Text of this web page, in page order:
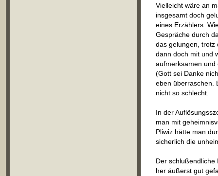
Vielleicht wäre an
insgesamt doch
eines Erzählers.
Gespräche durch
das gelungen, trotz
dann doch mit und
aufmerksamen und
(Gott sei Danke
eben überraschen.
nicht so schlecht.
In der
man mit
Pliwiz hätte man
sicherlich die
Der schlußendliche
her äußerst gut